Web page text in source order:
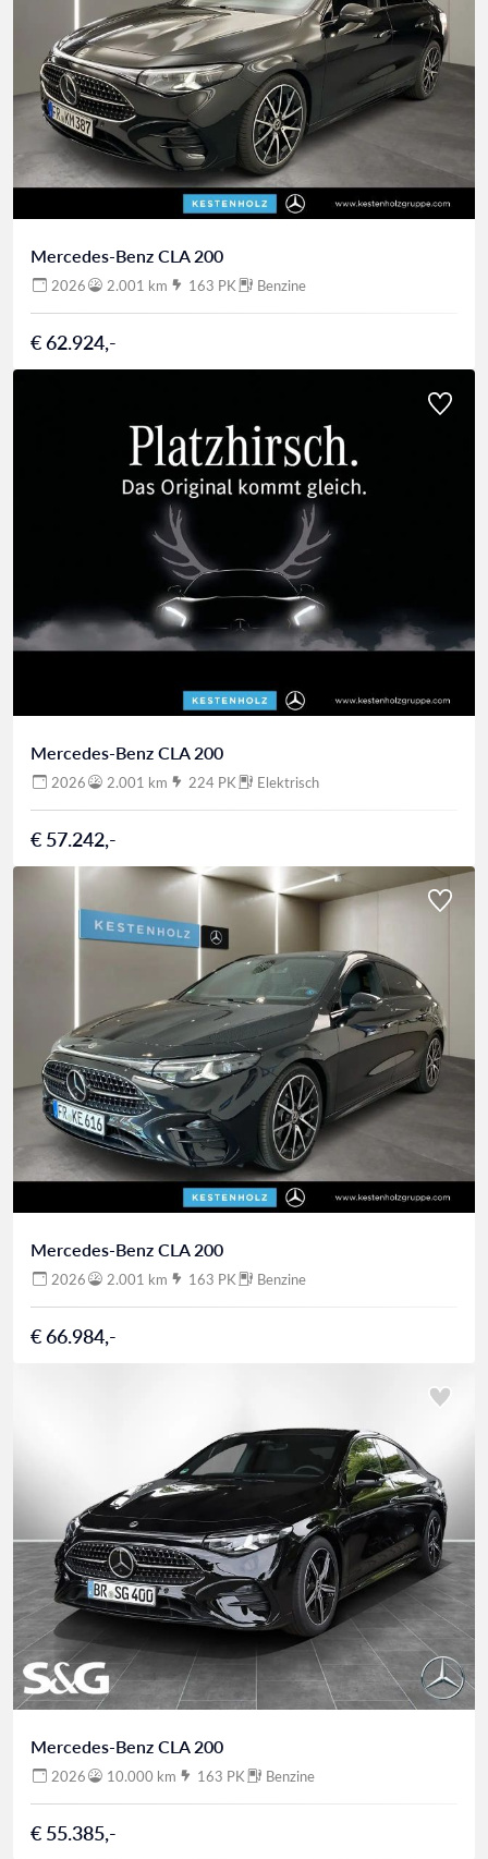
Mercedes-Benz CLA 200
2026 2.001 km 163 PK Benzine
€ 62.924,-
Mercedes-Benz CLA 200
2026 2.001 km 224 PK Elektrisch
€ 57.242,-
Mercedes-Benz CLA 200
2026 2.001 km 163 PK Benzine
€ 66.984,-
Mercedes-Benz CLA 200
2026 10.000 km 163 PK Benzine
€ 55.385,-